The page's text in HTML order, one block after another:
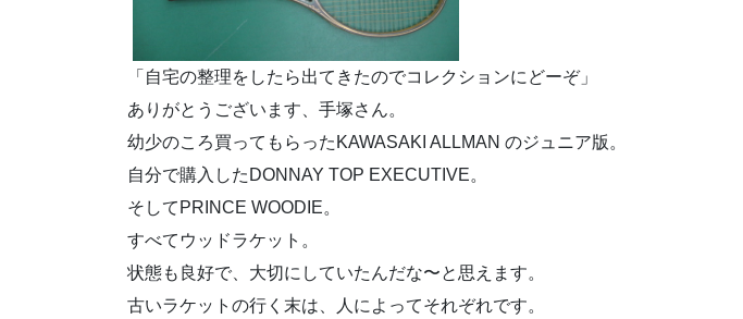
「自宅の整理をしたら出てきたのでコレクションにどーぞ」
ありがとうございます、手塚さん。
幼少のころ買ってもらったKAWASAKI ALLMAN のジュニア版。
自分で購入したDONNAY TOP EXECUTIVE。
そしてPRINCE WOODIE。
すべてウッドラケット。
状態も良好で、大切にしていたんだな〜と思えます。
古いラケットの行く末は、人によってそれぞれです。